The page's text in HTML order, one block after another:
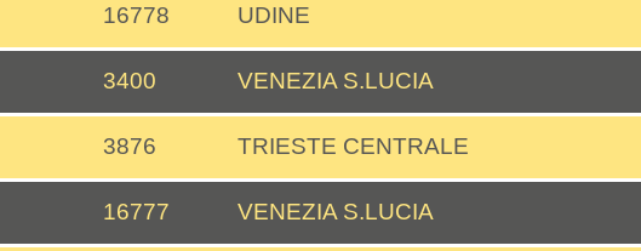
16778 UDINE
3400 VENEZIA S.LUCIA
3876 TRIESTE CENTRALE
16777 VENEZIA S.LUCIA